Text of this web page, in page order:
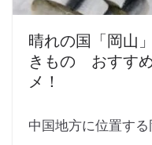
晴れの国「岡山
きもの おすす
メ！
中国地方に位置す